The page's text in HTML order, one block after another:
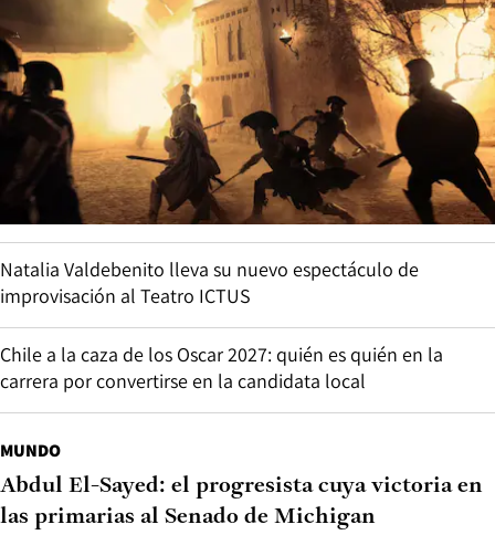
Natalia Valdebenito lleva su nuevo espectáculo de
improvisación al Teatro ICTUS
Chile a la caza de los Oscar 2027: quién es quién en la
carrera por convertirse en la candidata local
MUNDO
Abdul El-Sayed: el progresista cuya victoria en
las primarias al Senado de Michigan